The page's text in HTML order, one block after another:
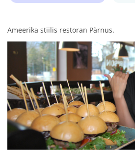
Ameerika stiilis restoran Pärnus.